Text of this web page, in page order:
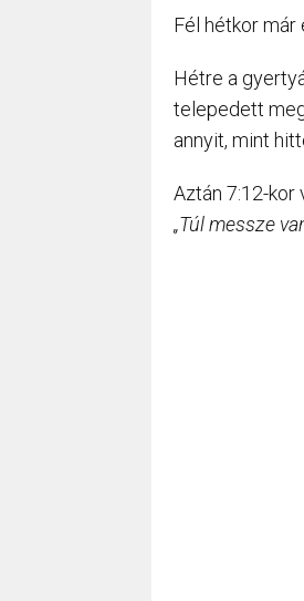
Fél hétkor már
Hétre a
telepedett
annyit, mint
Aztán 7:12-
„Túl messze